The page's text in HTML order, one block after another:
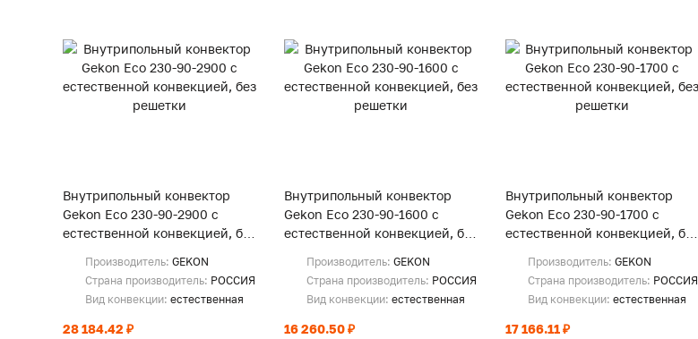
Внутрипольный конвектор
Gekon Eco 230-90-2900 с
естественной конвекцией, без
Производитель: GEKON
Страна производитель: РОССИЯ
Вид конвекции: естественная
28 184.42 ₽
Внутрипольный конвектор
Gekon Eco 230-90-1600 с
естественной конвекцией, без
Производитель: GEKON
Страна производитель: РОССИЯ
Вид конвекции: естественная
16 260.50 ₽
Внутрипольный конвектор
Gekon Eco 230-90-1700 с
естественной конвекцией, без
Производитель: GEKON
Страна производитель: РОССИЯ
Вид конвекции: естественная
17 166.11 ₽